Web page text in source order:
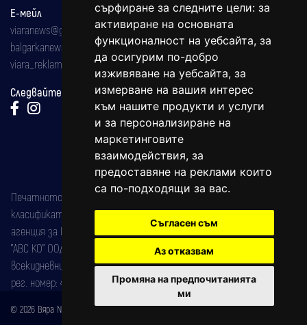
сърфиране за следните цели: за
активиране на основната
функционалност на уебсайта, за
да осигурим по-добро
изживяване на уебсайта, за
измерване на вашия интерес
към нашите продукти и услуги
и за персонализиране на
маркетинговите
взаимодействия, за
предоставяне на реклами които
са по-подходящи за вас.
Съгласен съм
Аз отказвам
Промяна на предпочитанията
ми
Е-мейл
viaranews@gmail.com
balgarkanews@gmail.com
viara_reklama@mail.bg
Следвайте ни:
Печатното издание на вестника е регистрирано в националния
класификатор на печатните издания (Българска национална
агенция за ISSN) под номер: ISSN 1312-4722.
"АВС КО" ООД е притежател на марката: Вяра информационен
всекидневник на югозападна България, със свидетелство за марка
рег. номер: 47857/11.05.2004 година.
© 2026 Вяра News Всички права запазени!